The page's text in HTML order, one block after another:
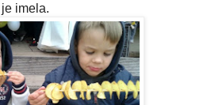
imela.